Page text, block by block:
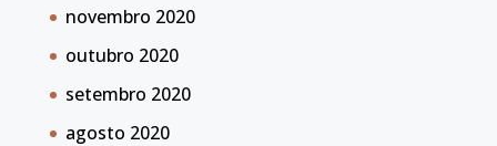
novembro 2020
outubro 2020
setembro 2020
agosto 2020